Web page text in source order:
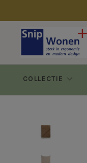
COLLECTIE